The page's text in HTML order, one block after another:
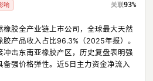
响
93%
橡胶全产业链上市公司，全球最大天然
产品收入占比96.3%（2025年报）。
冲击东南亚橡胶产区，历史复盘表明强
备强价格弹性。近5日主力资金净流入